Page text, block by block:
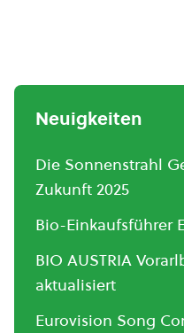
Neuigkeiten
Die Sonnenstrahl
Zukunft 2025
Bio-Einkaufsführer
BIO AUSTRIA
aktualisiert
Eurovision Song